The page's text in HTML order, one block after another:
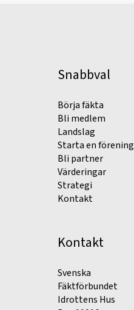
Snabbval
Börja fäkta
Bli medlem
Landslag
Starta en förening
Bli partner
Värderingar
Strategi
Kontakt
Kontakt
Svenska
Fäktförbundet
Idrottens Hus